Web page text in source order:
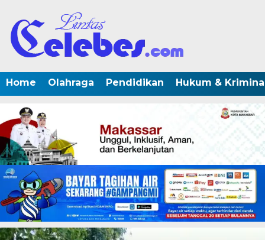
Home Olahraga Pendidikan Hukum &